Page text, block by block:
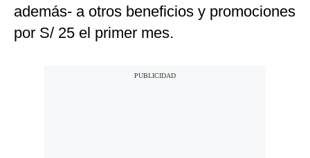
además- a otros beneficios y promociones
por S/ 25 el primer mes.